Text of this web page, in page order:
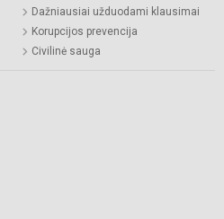
Dažniausiai užduodami klausimai
Korupcijos prevencija
Civilinė sauga